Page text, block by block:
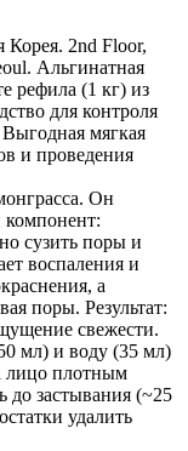
2nd Floor,
Альгинатная
рефила (1 кг) из
для контроля
мягкая
и проведения
Он
сузить поры и
воспаления и
а
поры. Результат:
свежести.
мл) и воду (35 мл)
лицо плотным
до застывания (~25
удалить